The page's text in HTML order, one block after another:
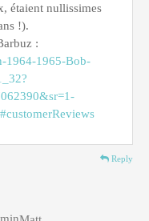
étaient nullissimes
!).
:
1964-1965-Bob-
Reply